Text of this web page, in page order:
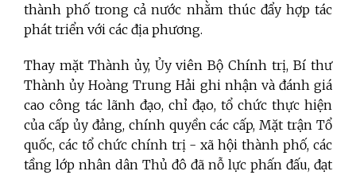
thành phố trong cả nước nhằm thúc đẩy hợp tác
phát triển với các địa phương.
Thay mặt Thành ủy, Ủy viên Bộ Chính trị, Bí thư
Thành ủy Hoàng Trung Hải ghi nhận và đánh giá
cao công tác lãnh đạo, chỉ đạo, tổ chức thực hiện
của cấp ủy đảng, chính quyền các cấp, Mặt trận Tổ
quốc, các tổ chức chính trị - xã hội thành phố, các
tầng lớp nhân dân Thủ đô đã nỗ lực phấn đấu, đạt